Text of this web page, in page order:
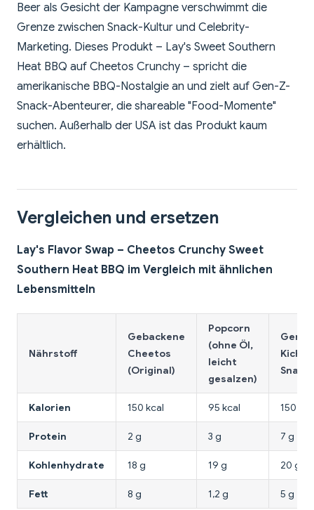
Beer als Gesicht der Kampagne verschwimmt die
Grenze zwischen Snack-Kultur und Celebrity-
Marketing. Dieses Produkt – Lay's Sweet Southern
Heat BBQ auf Cheetos Crunchy – spricht die
amerikanische BBQ-Nostalgie an und zielt auf Gen-Z-
Snack-Abenteurer, die shareable "Food-Momente"
suchen. Außerhalb der USA ist das Produkt kaum
erhältlich.
Vergleichen und ersetzen
Lay's Flavor Swap – Cheetos Crunchy Sweet
Southern Heat BBQ im Vergleich mit ähnlichen
Lebensmitteln
Nährstoff
Gebackene
Cheetos
(Original)
Popcorn
(ohne Öl,
leicht
gesalzen)
Kalorien 150 kcal 95 kcal 150
Protein 2 g 3 g 7 g
Kohlenhydrate 18 g 19 g 20 g
Fett 8 g 1,2 g 5 g